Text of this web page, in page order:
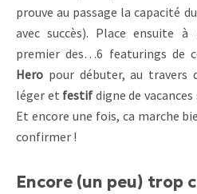
prouve au passage la capacité
avec succès). Place ensuite à
premier des…6 featurings de
Hero pour débuter, au travers
léger et festif digne de
Et encore une fois, ca marche
confirmer !
Encore (un peu) trop